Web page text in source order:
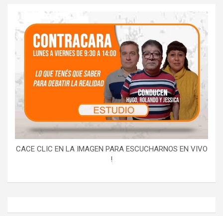
CACE CLIC EN LA IMAGEN PARA ESCUCHARNOS EN VIVO
!